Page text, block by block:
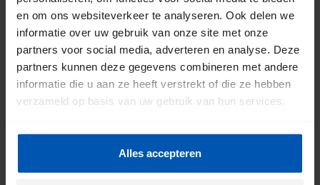
en om ons websiteverkeer te analyseren. Ook delen we
informatie over uw gebruik van onze site met onze
partners voor social media, adverteren en analyse. Deze
partners kunnen deze gegevens combineren met andere
informatie die u aan ze heeft verstrekt of die ze hebben
verzameld op basis van uw gebruik van hun services.
Alles accepteren
Meld je aan voor onze nieuwsbrief
Door mij aan te melden ga ik akkoord met het
privacybeleidvan Gazelle.*